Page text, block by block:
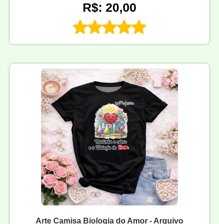
R$: 20,00
Arte Camisa Biologia do Amor - Arquivo